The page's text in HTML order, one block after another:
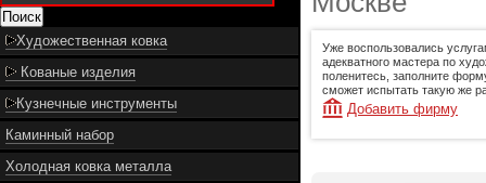
Художественная ковка
Кованые изделия
Кузнечные инструменты
Каминный набор
Холодная ковка металла
Уже воспользовались
адекватного мастера по
поленитесь, заполните
сможет испытать такую же
Добавить фирму